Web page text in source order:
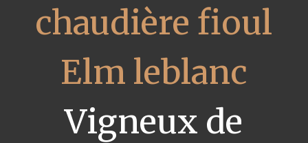
chaudière fioul
Elm leblanc
Vigneux de